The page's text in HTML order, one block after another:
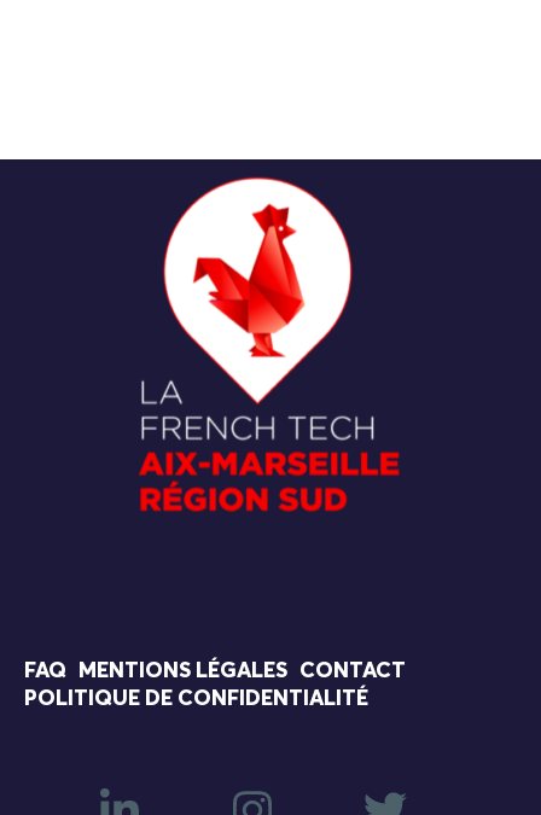
FAQ MENTIONS LÉGALES
CONTACT
POLITIQUE DE CONFIDENTIALITÉ